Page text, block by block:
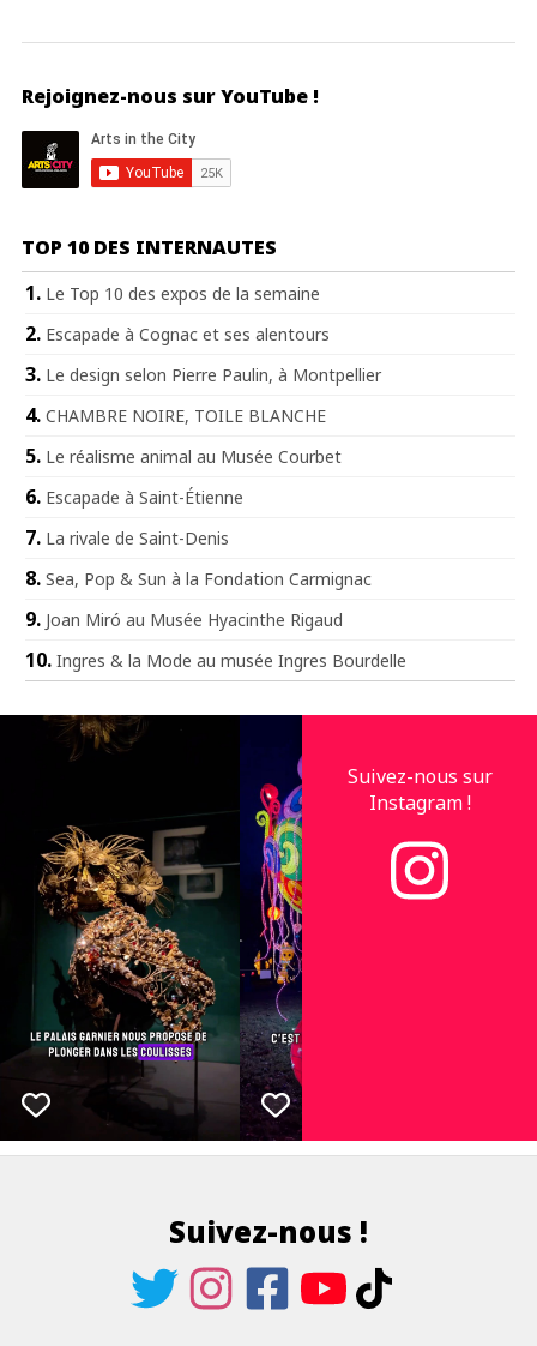
Rejoignez-nous sur YouTube !
TOP 10 DES INTERNAUTES
Le Top 10 des expos de la semaine
Escapade à Cognac et ses alentours
Le design selon Pierre Paulin, à Montpellier
CHAMBRE NOIRE, TOILE BLANCHE
Le réalisme animal au Musée Courbet
Escapade à Saint-Étienne
La rivale de Saint-Denis
Sea, Pop & Sun à la Fondation Carmignac
Joan Miró au Musée Hyacinthe Rigaud
Ingres & la Mode au musée Ingres Bourdelle
Suivez-nous sur
Instagram !
Suivez-nous !